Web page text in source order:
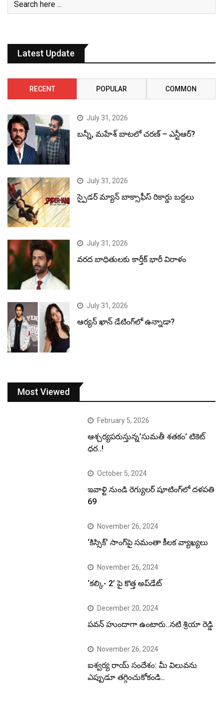
Latest Update
RECENT POPULAR COMMON
July 31, 2026
బన్నీ, మహేశ్ బాటలో చరణ్ – ఎన్టీఆర్?
July 31, 2026
స్పైడర్ మ్యాన్ బాక్సాఫీస్ రికార్డు బద్దలు
July 31, 2026
వరద బాధితులకు కార్తీక్ భారీ విరాళం
July 31, 2026
ఆర్యన్ ఖాన్ డేటింగ్‌లో ఉన్నాడా?
Most Viewed
February 5, 2026
ఆశ్చర్యపరుస్తున్న’సుమతీ శతకం’ టికెట్
ధర..!
October 5, 2024
ఇవాళ్టి నుండి రెగ్యులర్ షూటింగ్‌లో దళపతి
69
November 26, 2024
‘కిస్సిక్’ సాంగ్‌పై సమంతా కీలక వ్యాఖ్యలు
November 26, 2024
‘కల్కి- 2’ పై కొత్త అప్‌డేట్
December 20, 2024
పవన్ హుందాగా ఉంటారు..నటి శ్రియా రెడ్డి
November 26, 2024
ఐశ్వర్య రాయ్ సందేశం: మీ విలువను
ఎప్పుడూ తగ్గించుకోకండి..